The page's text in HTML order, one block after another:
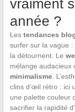
vraiment
année ?
Les tendances
surfer sur la vague
la détournent. Le
mélange audacieux
minimalisme.
clins d’œil rétro : ici
une palette couleur
sacrifier la rapidité